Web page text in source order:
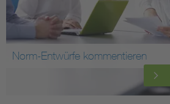
Norm-Entwürfe kommentieren